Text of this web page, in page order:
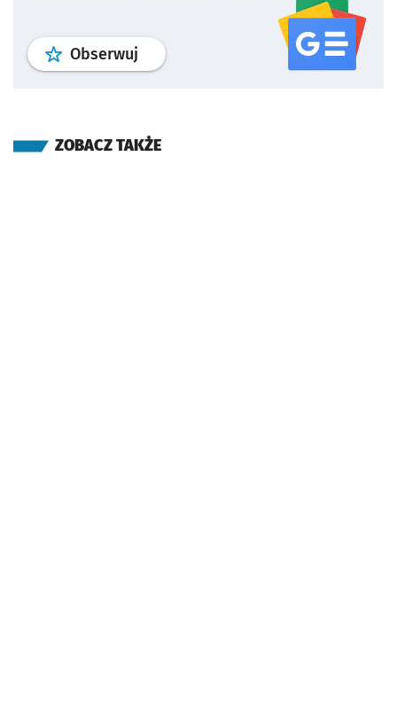
Obserwuj profil serwisu
ZOBACZ TAKŻE